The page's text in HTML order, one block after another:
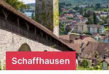
Schaffhausen